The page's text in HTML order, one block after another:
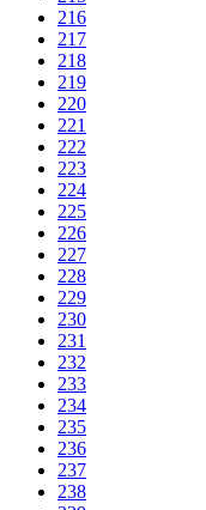
216
217
218
219
220
221
222
223
224
225
226
227
228
229
230
231
232
233
234
235
236
237
238